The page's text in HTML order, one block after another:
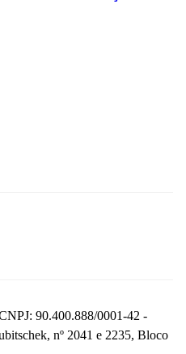
90.400.888/0001-42 -
nº 2041 e 2235, Bloco